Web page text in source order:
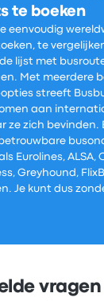
te boeken
eenvoudig
te
lijst met
Met meerdere
streeft
aan
ze zich bevinden.
Eurolines, ALSA,
Greyhound,
Je kunt dus